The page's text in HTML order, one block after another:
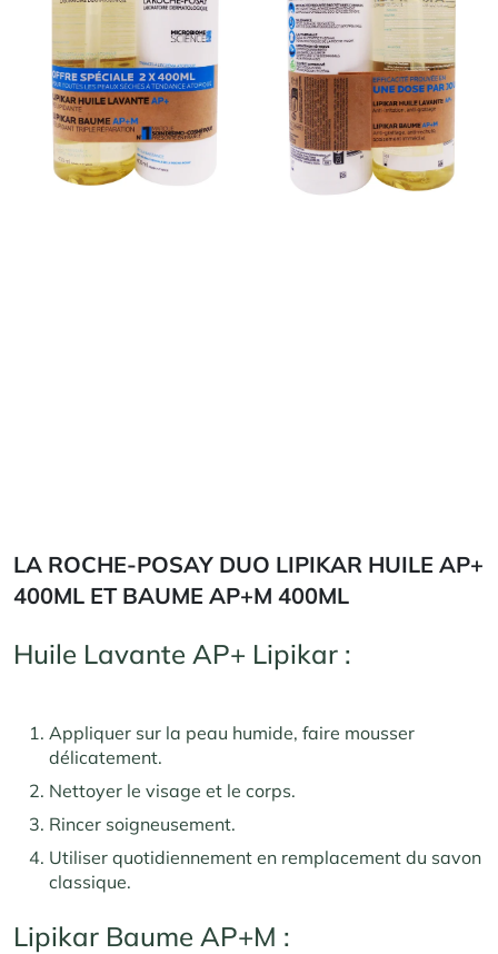
LA ROCHE-POSAY DUO LIPIKAR HUILE AP+
400ML ET BAUME AP+M 400ML
Huile Lavante AP+ Lipikar :
Appliquer sur la peau humide, faire mousser
délicatement.
Nettoyer le visage et le corps.
Rincer soigneusement.
Utiliser quotidiennement en remplacement du savon
classique.
Lipikar Baume AP+M :